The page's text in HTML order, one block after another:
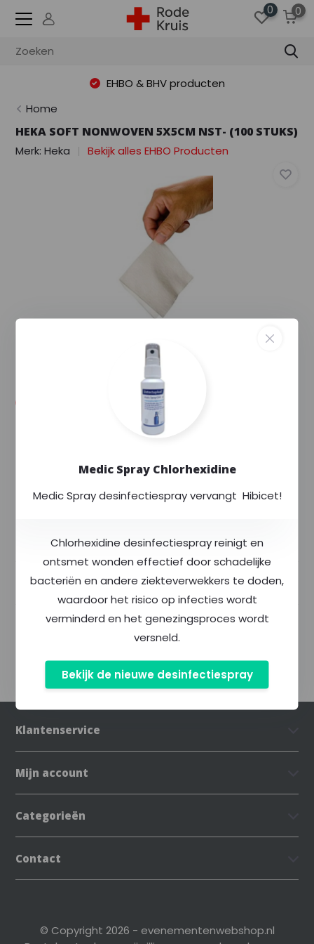
0 0
EHBO & BHV producten
Home
HEKA SOFT NONWOVEN 5X5CM NST- (100 STUKS)
Merk:Heka Bekijk alles EHBO Producten
Levertijd: 2 tot 3 werkdagen
Rode Kruis
producten op voorraad
Productomschrijving
Specificaties
Delen
Klantenservice
Mijn account
Categorieën
Contact
© Copyright 2026 - evenementenwebshop.nl
Medic Spray Chlorhexidine
Medic Spray desinfectiespray vervangt Hibicet!
Chlorhexidine desinfectiespray reinigt en
ontsmet wonden effectief door schadelijke
bacteriën en andere ziekteverwekkers te doden,
waardoor het risico op infecties wordt
verminderd en het genezingsproces wordt
versneld.
Bekijk de nieuwe desinfectiespray